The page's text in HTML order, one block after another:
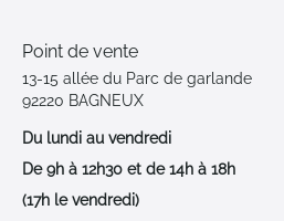
Point de vente
13-15 allée du Parc de garlande
92220 BAGNEUX
Du lundi au vendredi
De 9h à 12h30 et de 14h à 18h
(17h le vendredi)